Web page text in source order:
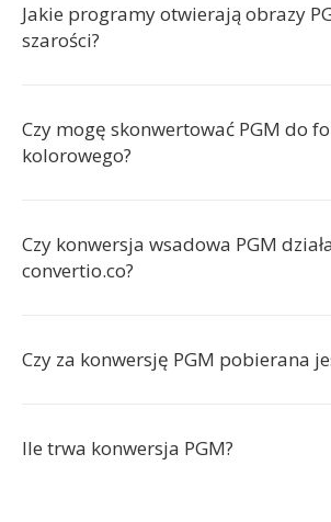
Jakie programy otwierają obrazy
szarości?
Czy mogę skonwertować PGM do
kolorowego?
Czy konwersja wsadowa PGM
convertio.co?
Czy za konwersję PGM pobierana
Ile trwa konwersja PGM?